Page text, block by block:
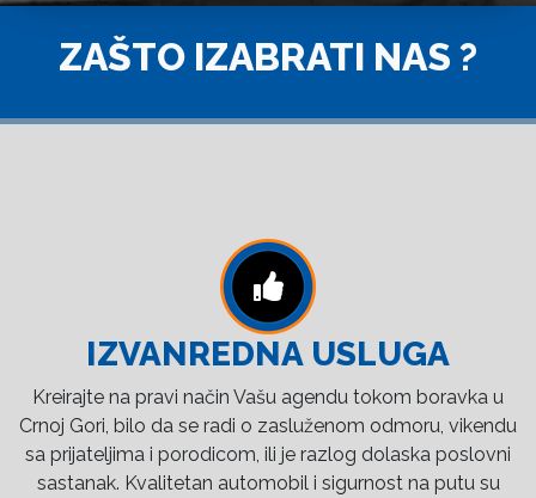
ZAŠTO IZABRATI NAS ?
IZVANREDNA USLUGA
Kreirajte na pravi način Vašu agendu tokom boravka u
Crnoj Gori, bilo da se radi o zasluženom odmoru, vikendu
sa prijateljima i porodicom, ili je razlog dolaska poslovni
sastanak. Kvalitetan automobil i sigurnost na putu su